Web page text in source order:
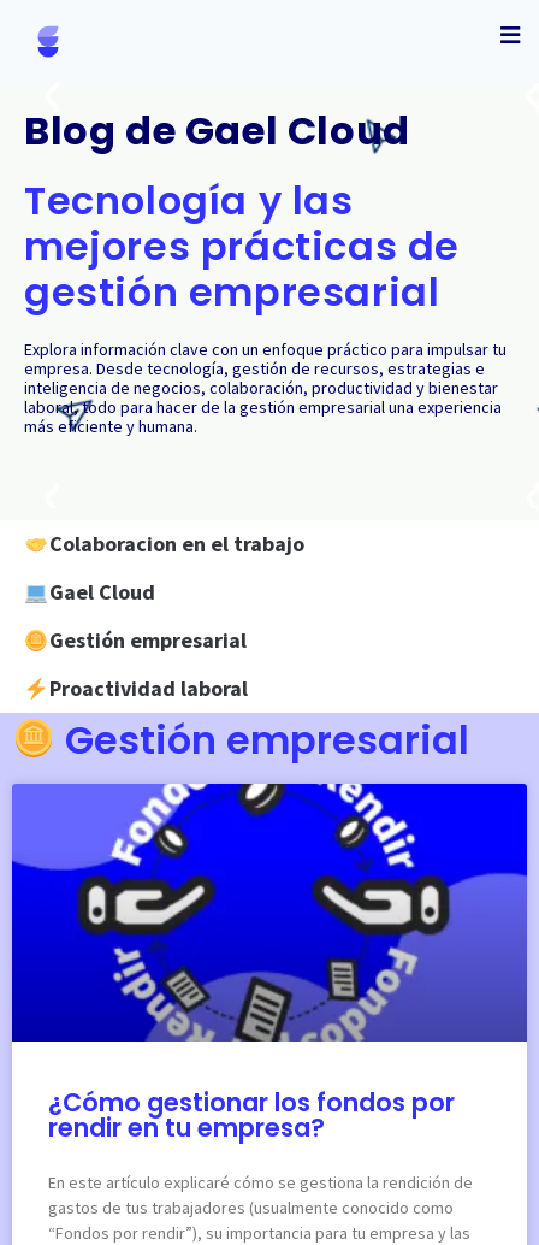
Blog de Gael Cloud
Tecnología y las
mejores prácticas de
gestión empresarial
Explora información clave con un enfoque práctico para impulsar tu
empresa. Desde tecnología, gestión de recursos, estrategias e
inteligencia de negocios, colaboración, productividad y bienestar
laboral, todo para hacer de la gestión empresarial una experiencia
más eficiente y humana.
Colaboracion en el trabajo
Gael Cloud
Gestión empresarial
Proactividad laboral
Gestión empresarial
¿Cómo gestionar los fondos por
rendir en tu empresa?
En este artículo explicaré cómo se gestiona la rendición de
gastos de tus trabajadores (usualmente conocido como
“Fondos por rendir”), su importancia para tu empresa y las